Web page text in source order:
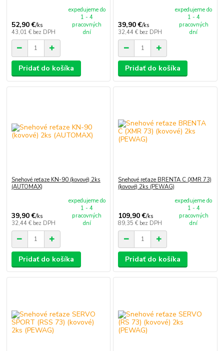
52,90 €/ks
43,01 € bez DPH
expedujeme do
1 - 4
pracovných
dní
Pridať do košíka
39,90 €/ks
32,44 € bez DPH
expedujeme do
1 - 4
pracovných
dní
Pridať do košíka
Snehové reťaze KN-90 (kovové) 2ks
(AUTOMAX)
39,90 €/ks
32,44 € bez DPH
expedujeme do
1 - 4
pracovných
dní
Pridať do košíka
Snehové reťaze BRENTA C (XMR 73)
(kovové) 2ks (PEWAG)
109,90 €/ks
89,35 € bez DPH
expedujeme do
1 - 4
pracovných
dní
Pridať do košíka